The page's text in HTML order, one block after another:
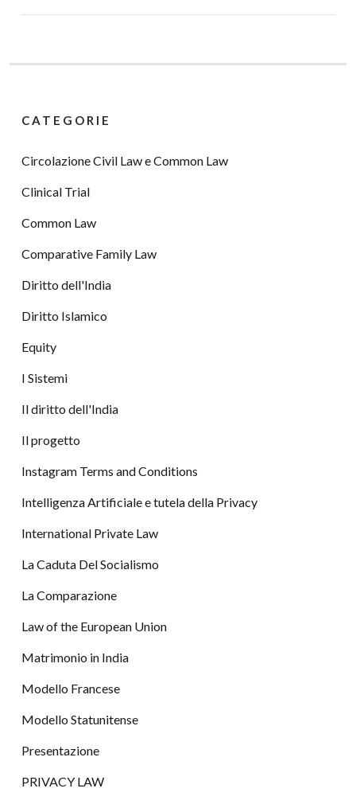
CATEGORIE
Circolazione Civil Law e Common Law
Clinical Trial
Common Law
Comparative Family Law
Diritto dell'India
Diritto Islamico
Equity
I Sistemi
Il diritto dell'India
Il progetto
Instagram Terms and Conditions
Intelligenza Artificiale e tutela della Privacy
International Private Law
La Caduta Del Socialismo
La Comparazione
Law of the European Union
Matrimonio in India
Modello Francese
Modello Statunitense
Presentazione
PRIVACY LAW